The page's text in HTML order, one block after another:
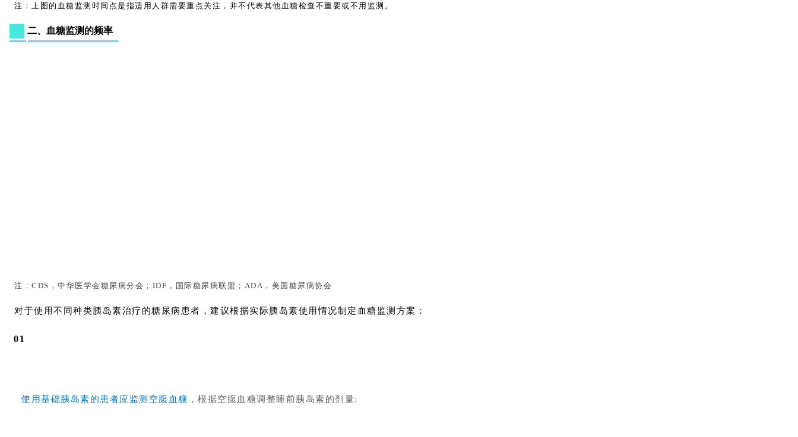
注：上图的血糖监测时间点是指适用人群需要重点关注，并不代表其他血糖检查不重要或不用监测。
二、血糖监测的频率
注：CDS，中华医学会糖尿病分会；IDF，国际糖尿病联盟；ADA，美国糖尿病协会
对于使用不同种类胰岛素治疗的糖尿病患者，建议根据实际胰岛素使用情况制定血糖监测方案：
01
使用基础胰岛素的患者应监测空腹血糖 ，根据空腹血糖调整睡前胰岛素的剂量;